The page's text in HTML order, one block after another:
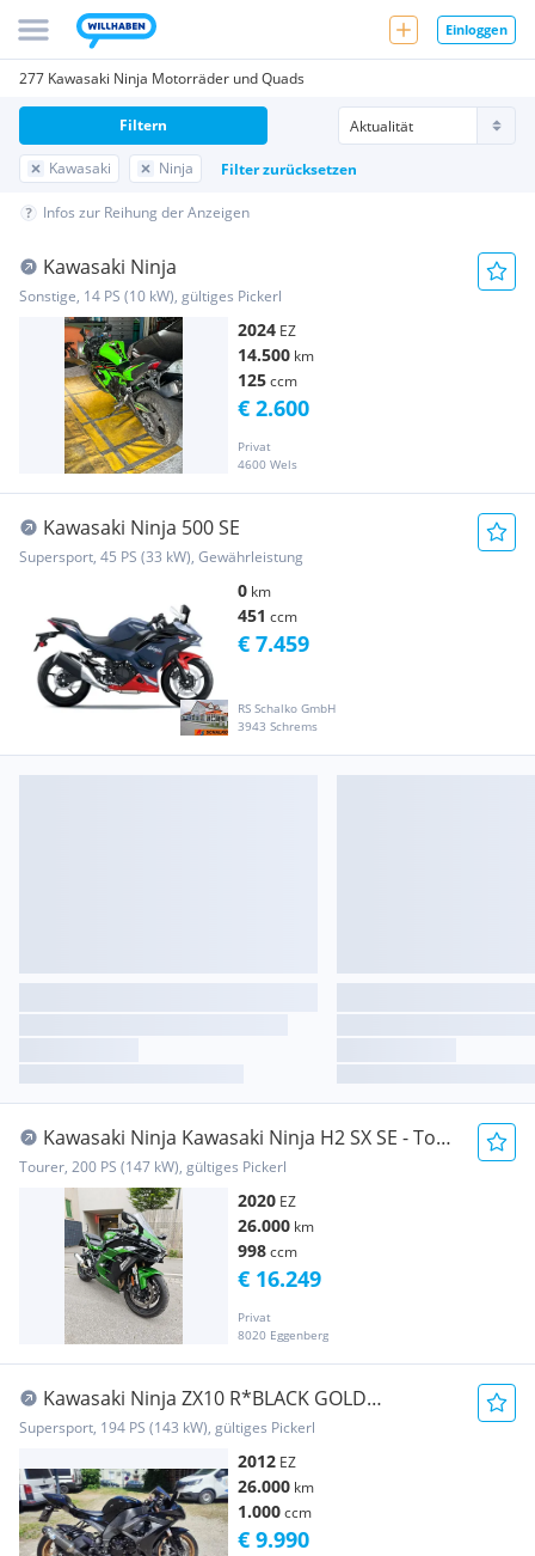
Einloggen
277 Kawasaki Ninja Motorräder und Quads
Kawasaki Ninja Filter zurücksetzen
Filtern
Infos zur Reihung der Anzeigen
Kawasaki Ninja
Sonstige, 14 PS (10 kW), gültiges Pickerl
2024 EZ
14.500 km
125ccm
Privat
4600 Wels
€ 2.600
Kawasaki Ninja 500 SE
Supersport, 45 PS (33 kW), Gewährleistung
0 km
451 ccm
RS Schalko GmbH
3943 Schrems
€ 7.459
Kawasaki Ninja Kawasaki Ninja H2 SX SE - Top
gepflegt - Service i
Tourer, 200 PS (147 kW), gültiges Pickerl
2020 EZ
26.000 km
998ccm
Privat
8020 Eggenberg
€ 16.249
Kawasaki Ninja ZX10 R*BLACK GOLD
EDITION*RIZOMA*BESTZUSTAND*
Supersport, 194 PS (143 kW), gültiges Pickerl
2012 EZ
26.000 km
1.000ccm
€ 9.990